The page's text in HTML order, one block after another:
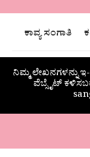
ಕಾವ್ಯ ಸಂಗಾತಿ
ನಿಮ್ಮ ಲೇಖನಗಳನ್ನು
ವೆಬ್ಸೈಟ್